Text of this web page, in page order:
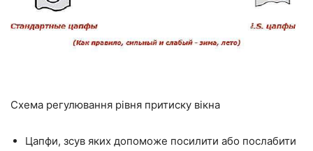
Схема регулювання рівня притиску вікна
Цапфи, зсув яких допоможе посилити або послабити